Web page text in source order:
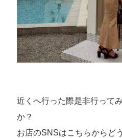
近くへ行った際是非行って
か？
お店のSNSはこちらからど